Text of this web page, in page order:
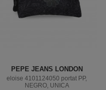
PEPE JEANS LONDON
eloise 4101124050 portat PP,
NEGRO, UNICA